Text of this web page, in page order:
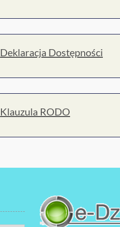
Deklaracja Dostępności
Klauzula RODO